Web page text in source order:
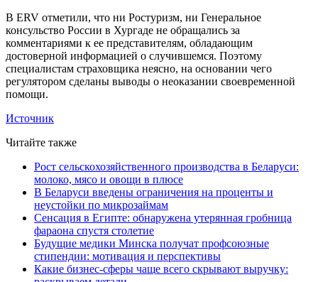
В ERV отметили, что ни Ростуризм, ни Генеральное
консульство России в Хургаде не обращались за
комментариями к ее представителям, обладающим
достоверной информацией о случившемся. Поэтому
специалистам страховщика неясно, на основании чего
регулятором сделаны выводы о неоказании своевременной
помощи.
Источник
Читайте также
Рост сельскохозяйственного производства в Беларуси:
молоко, мясо и овощи в плюсе
В Беларуси введены ограничения на проценты и
неустойки по микрозаймам
Сенсация в Египте: обнаружена утерянная гробница
фараона спустя столетие
Будущие медики Минска получат профсоюзные
стипендии: мотивация и перспективы
Какие бизнес-сферы чаще всего скрывают выручку: